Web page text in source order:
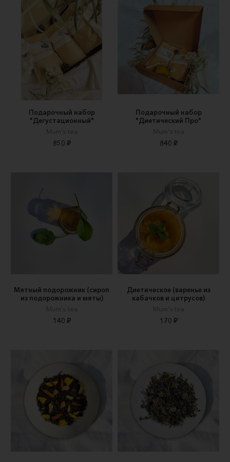
Подарочный набор
"Дегустационный"
Mum's tea
850 ₽
Подарочный набор
"Диетический Про"
Mum's tea
840 ₽
Мятный подорожник (сироп
из подорожника и мяты)
Mum's tea
140 ₽
Диетическое (варенье из
кабачков и цитрусов)
Mum's tea
170 ₽